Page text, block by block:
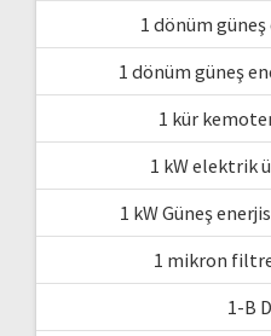
1 dönüm
1 dönüm güneş
1 kür
1 kW elektrik
1 kW Güneş
1 mikron
1-B